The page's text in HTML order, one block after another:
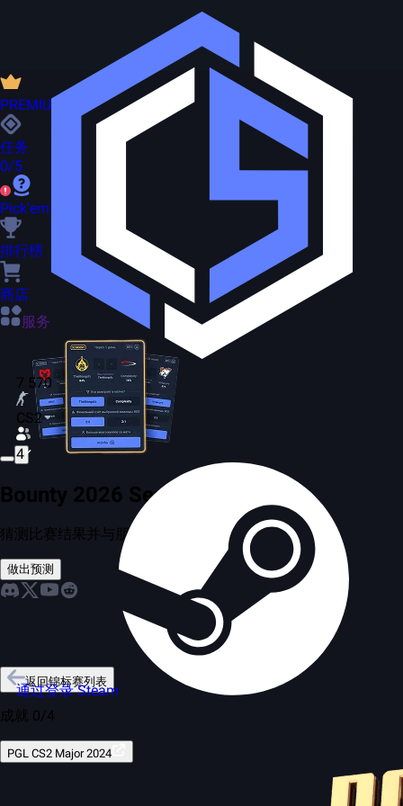
7 570
CS2
4
通过登录 Steam
PREMIUM
任务
0/5
Pick'em
排行榜
商店
服务
Bounty 2026 Season 2
猜测比赛结果并与朋友竞争
做出预测
返回锦标赛列表
成就 0/4
PGL CS2 Major 2024